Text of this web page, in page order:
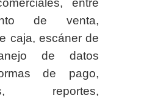
de venta,
caja, escáner de
de datos
de pago,
reportes,